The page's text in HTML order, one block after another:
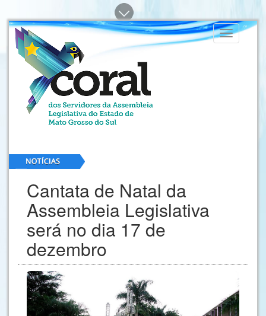
Toggle
navigation
Cantata de Natal da
Assembleia Legislativa
será no dia 17 de
dezembro